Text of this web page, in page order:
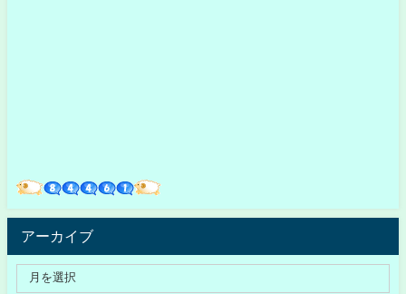
アーカイブ